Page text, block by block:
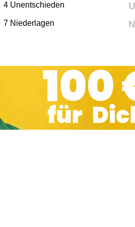
4 Unentschieden
7 Niederlagen
U
N